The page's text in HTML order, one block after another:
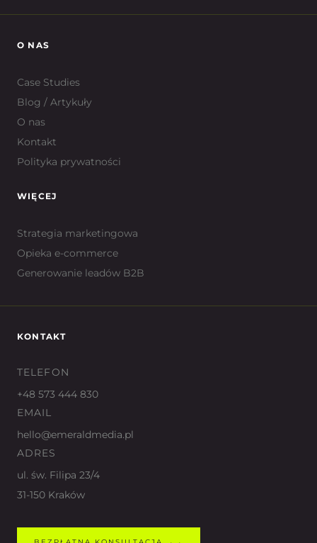
O NAS
Case Studies
Blog / Artykuły
O nas
Kontakt
Polityka prywatności
WIĘCEJ
Strategia marketingowa
Opieka e-commerce
Generowanie leadów B2B
KONTAKT
TELEFON
+48 573 444 830
EMAIL
hello@emeraldmedia.pl
ADRES
ul. św. Filipa 23/4
31-150 Kraków